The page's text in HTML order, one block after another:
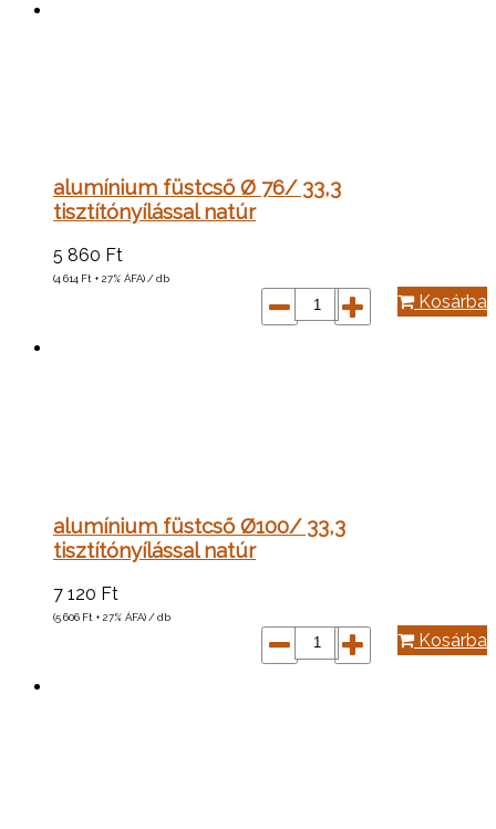
alumínium füstcső Ø 76/ 33,3
tisztítónyílással natúr
5 860 Ft
(4 614 Ft + 27% ÁFA) / db
Kosárba
alumínium füstcső Ø100/ 33,3
tisztítónyílással natúr
7 120 Ft
(5 606 Ft + 27% ÁFA) / db
Kosárba